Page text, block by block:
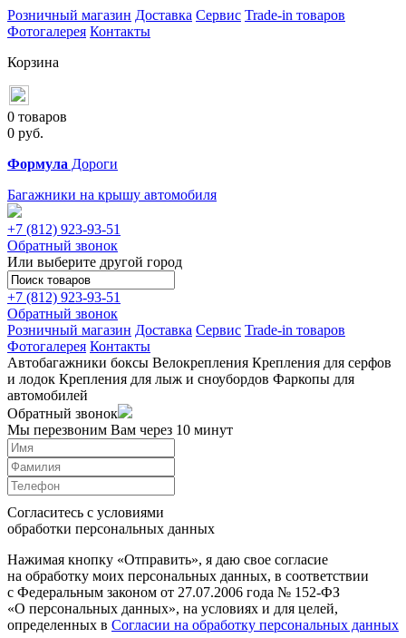
Розничный магазин Доставка Сервис Trade-in товаров
Фотогалерея Контакты
Корзина
0 товаров
0 руб.
Формула Дороги
Багажники на крышу автомобиля
+7 (812) 923-93-51
Обратный звонок
Или выберите другой город
+7 (812) 923-93-51
Обратный звонок
Розничный магазин Доставка Сервис Trade-in товаров
Фотогалерея Контакты
Автобагажники боксы Велокрепления Крепления для серфов
и лодок Крепления для лыж и сноубордов Фаркопы для
автомобилей
Обратный звонок
Мы перезвоним Вам через 10 минут
Согласитесь с условиями
обработки персональных данных
Нажимая кнопку «Отправить», я даю свое согласие
на обработку моих персональных данных, в соответствии
с Федеральным законом от 27.07.2006 года № 152-ФЗ
«О персональных данных», на условиях и для целей,
определенных в Согласии на обработку персональных данных